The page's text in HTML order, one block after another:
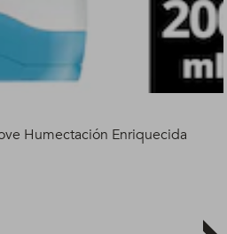
Humectación Enriquecida